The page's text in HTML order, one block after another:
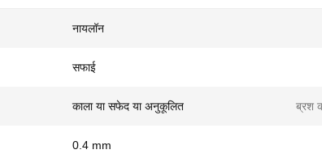
नायलॉन
सफाई
काला या सफेद या अनुकूलित ब्रश
0.4 mm